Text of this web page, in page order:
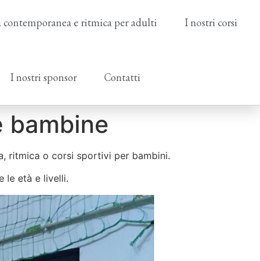
contemporanea e ritmica per adulti I nostri corsi
I nostri sponsor Contatti
bambine
ritmica o corsi sportivi per bambini.
le età e livelli.